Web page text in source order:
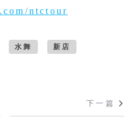
ntctour
水舞 新店
下一篇